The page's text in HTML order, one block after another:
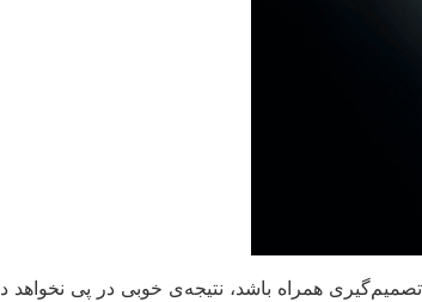
همراه باشد، نتیجه‌ی خوبی در پی